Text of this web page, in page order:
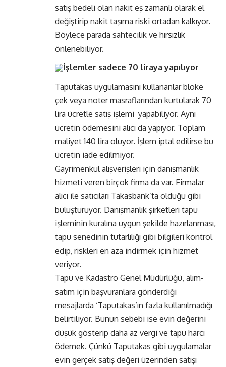
satış bedeli olan nakit eş zamanlı olarak el
değiştirip nakit taşıma riski ortadan kalkıyor.
Böylece parada sahtecilik ve hırsızlık
önlenebiliyor.
İşlemler sadece 70 liraya yapılıyor
Taputakas uygulamasını kullananlar bloke
çek veya noter masraflarından kurtularak 70
lira ücretle satış işlemi yapabiliyor. Aynı
ücretin ödemesini alıcı da yapıyor. Toplam
maliyet 140 lira oluyor. İşlem iptal edilirse bu
ücretin iade edilmiyor.
Gayrimenkul alışverişleri için danışmanlık
hizmeti veren birçok firma da var. Firmalar
alıcı ile satıcıları Takasbank’ta olduğu gibi
buluşturuyor. Danışmanlık şirketleri tapu
işleminin kuralına uygun şekilde hazırlanması,
tapu senedinin tutarlılığı gibi bilgileri kontrol
edip, riskleri en aza indirmek için hizmet
veriyor.
Tapu ve Kadastro Genel Müdürlüğü, alım-
satım için başvuranlara gönderdiği
mesajlarda ‘Taputakas’ın fazla kullanılmadığı
belirtiliyor. Bunun sebebi ise evin değerini
düşük gösterip daha az vergi ve tapu harcı
ödemek. Çünkü Taputakas gibi uygulamalar
evin gerçek satış değeri üzerinden satışı